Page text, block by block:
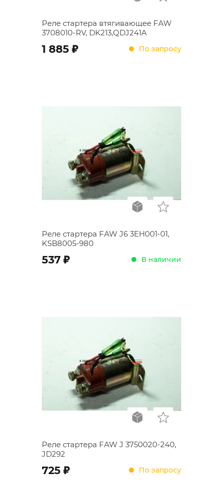
Реле стартера втягивающее FAW
3708010-RV, DK213,QDJ241A
1 885 ; По запросу
Реле стартера FAW J6 3EH001-01,
KSB8005-980
537 ; В наличии
Реле стартера FAW J 3750020-240,
JD292
725 ; По запросу